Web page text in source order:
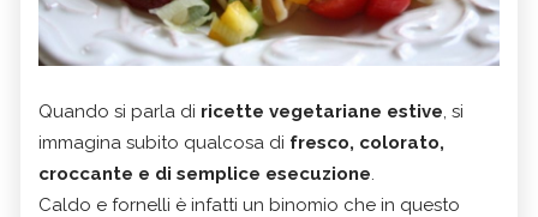
Quando si parla di ricette vegetariane estive, si
immagina subito qualcosa di fresco, colorato,
croccante e di semplice esecuzione.
Caldo e fornelli è infatti un binomio che in questo